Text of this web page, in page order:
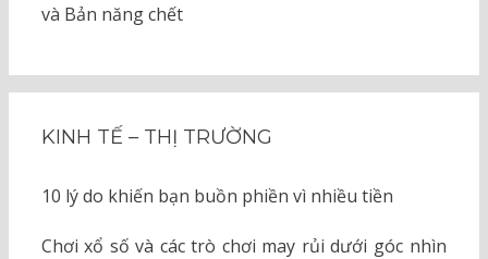
và Bản năng chết
KINH TẾ – THỊ TRƯỜNG
10 lý do khiến bạn buồn phiền vì nhiều tiền
Chơi xổ số và các trò chơi may rủi dưới góc nhìn